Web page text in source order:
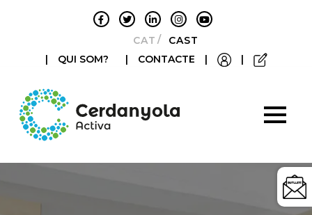
CATALÀCASTELLANO
|
QUI SOM? | CONTACTE | |